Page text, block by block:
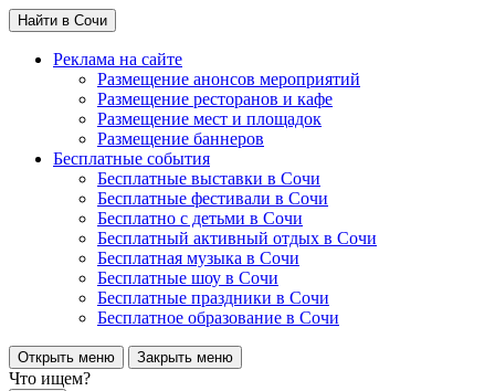
Найти в Сочи
Реклама на сайте
Размещение анонсов мероприятий
Размещение ресторанов и кафе
Размещение мест и площадок
Размещение баннеров
Бесплатные события
Бесплатные выставки в Сочи
Бесплатные фестивали в Сочи
Бесплатно с детьми в Сочи
Бесплатный активный отдых в Сочи
Бесплатная музыка в Сочи
Бесплатные шоу в Сочи
Бесплатные праздники в Сочи
Бесплатное образование в Сочи
Открыть меню Закрыть меню
Что ищем?